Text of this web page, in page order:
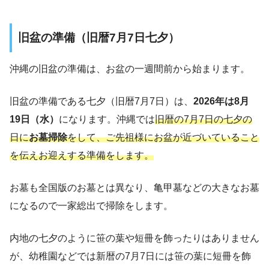
旧盆の準備（旧暦7月7日七夕）
沖縄の旧盆の準備は、お盆の一週間前から始まります。
旧盆の準備である七夕（旧暦7月7日）は、 2026年は8月
19日（水） になります。沖縄では旧暦の7月7日の七夕の
日にお墓掃除をして、ご先祖様にお盆が近づいていること
を伝えお迎えする準備をします。
お墓も全国版のお墓とは異なり、亀甲墓などの大きなお墓
になるので一家総出で掃除をします。
内地の七夕のように笹の葉や短冊を飾ったりはありません
が、幼稚園などでは新暦の7月7日には笹の葉に短冊を飾